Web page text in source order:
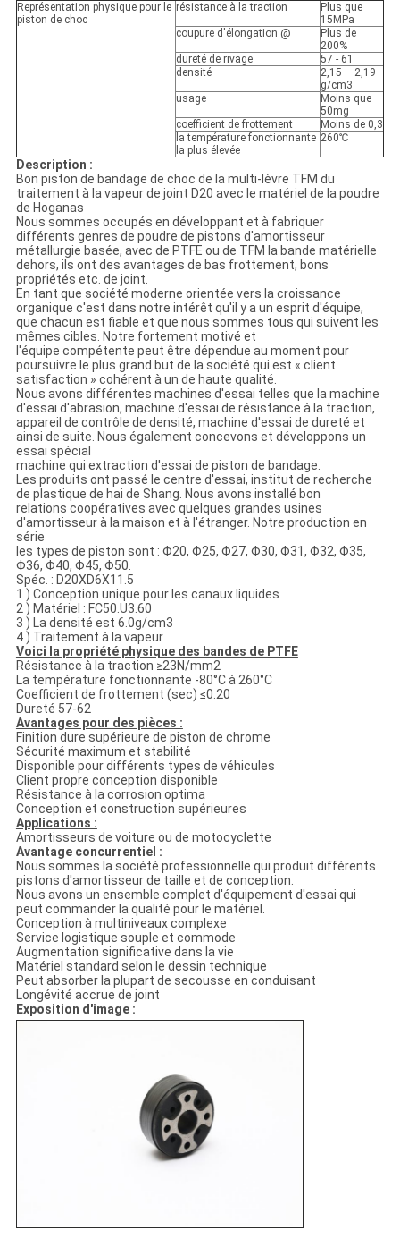
Représentation physique pour le
piston de choc
résistance à la traction
Plus que
15MPa
coupure d'élongation @
Plus de
200%
dureté de rivage
57 - 61
densité
2,15 – 2,19
g/cm3
usage
Moins que
50mg
coefficient de frottement
Moins de 0,3
la température fonctionnante
la plus élevée
260℃
Description :
Bon piston de bandage de choc de la multi-lèvre TFM du
traitement à la vapeur de joint D20 avec le matériel de la poudre
de Hoganas
Nous sommes occupés en développant et à fabriquer
différents genres de poudre de pistons d'amortisseur
métallurgie basée, avec de PTFE ou de TFM la bande matérielle
dehors, ils ont des avantages de bas frottement, bons
propriétés etc. de joint.
En tant que société moderne orientée vers la croissance
organique c'est dans notre intérêt qu'il y a un esprit d'équipe,
que chacun est fiable et que nous sommes tous qui suivent les
mêmes cibles. Notre fortement motivé et
l'équipe compétente peut être dépendue au moment pour
poursuivre le plus grand but de la société qui est « client
satisfaction » cohérent à un de haute qualité.
Nous avons différentes machines d'essai telles que la machine
d'essai d'abrasion, machine d'essai de résistance à la traction,
appareil de contrôle de densité, machine d'essai de dureté et
ainsi de suite. Nous également concevons et développons un
essai spécial
machine qui extraction d'essai de piston de bandage.
Les produits ont passé le centre d'essai, institut de recherche
de plastique de hai de Shang. Nous avons installé bon
relations coopératives avec quelques grandes usines
d'amortisseur à la maison et à l'étranger. Notre production en
série
les types de piston sont : Φ20, Φ25, Φ27, Φ30, Φ31, Φ32, Φ35,
Φ36, Φ40, Φ45, Φ50.
Spéc. : D20XD6X11.5
1 ) Conception unique pour les canaux liquides
2 ) Matériel : FC50.U3.60
3 ) La densité est 6.0g/cm3
4 ) Traitement à la vapeur
Voici la propriété physique des bandes de PTFE
Résistance à la traction ≥23N/mm2
La température fonctionnante -80°C à 260°C
Coefficient de frottement (sec) ≤0.20
Dureté 57-62
Avantages pour des pièces :
Finition dure supérieure de piston de chrome
Sécurité maximum et stabilité
Disponible pour différents types de véhicules
Client propre conception disponible
Résistance à la corrosion optima
Conception et construction supérieures
Applications :
Amortisseurs de voiture ou de motocyclette
Avantage concurrentiel :
Nous sommes la société professionnelle qui produit différents
pistons d'amortisseur de taille et de conception.
Nous avons un ensemble complet d'équipement d'essai qui
peut commander la qualité pour le matériel.
Conception à multiniveaux complexe
Service logistique souple et commode
Augmentation significative dans la vie
Matériel standard selon le dessin technique
Peut absorber la plupart de secousse en conduisant
Longévité accrue de joint
Exposition d'image :